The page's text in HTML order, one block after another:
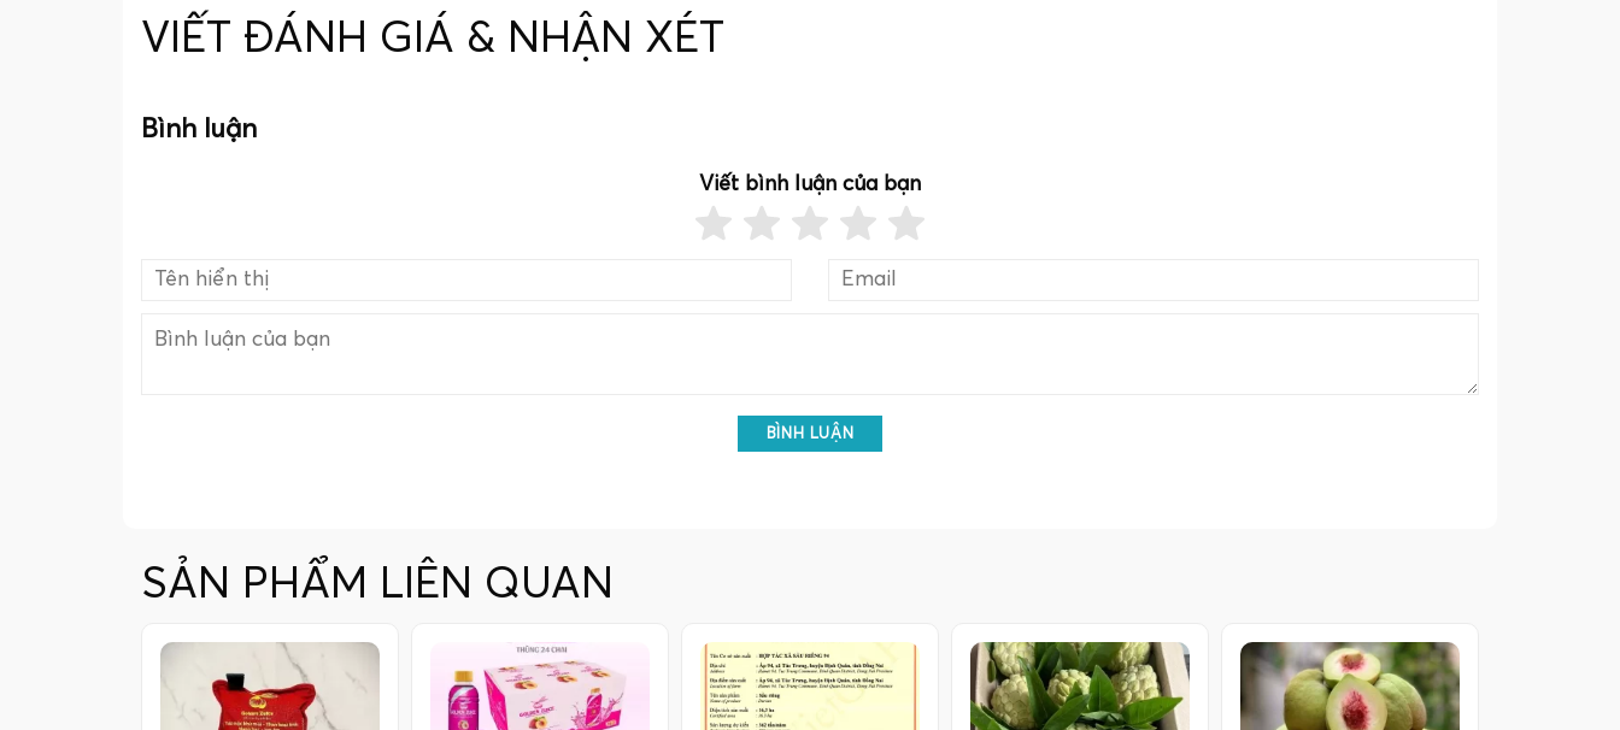
VIẾT ĐÁNH GIÁ & NHẬN XÉT
Bình luận
Viết bình luận của bạn
BÌNH LUẬN
SẢN PHẨM LIÊN QUAN